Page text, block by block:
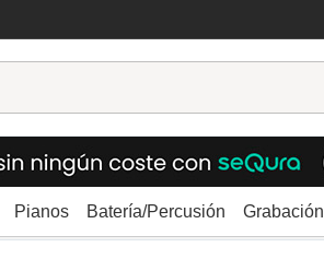
Pianos Batería/Percusión Grabación